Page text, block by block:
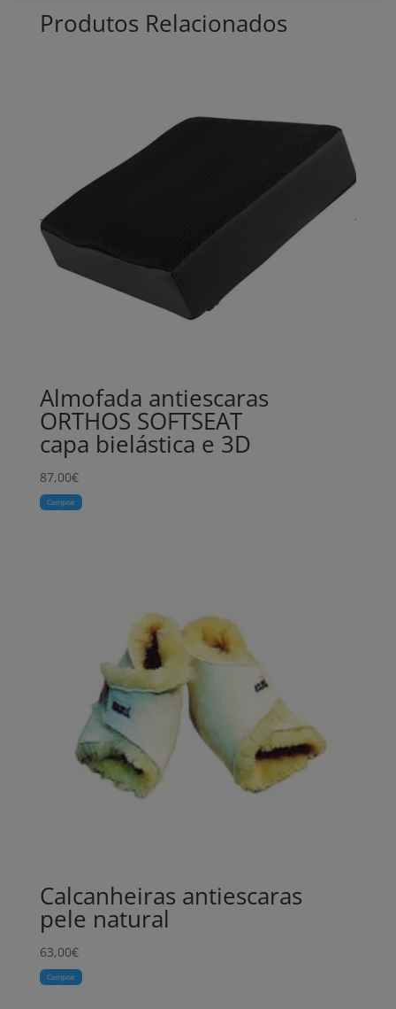
Produtos Relacionados
Almofada antiescaras
ORTHOS SOFTSEAT
capa bielástica e 3D
87,00€
Comprar
Calcanheiras antiescaras
pele natural
63,00€
Comprar